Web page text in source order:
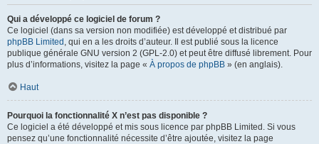
Qui a développé ce logiciel de forum ?
Ce logiciel (dans sa version non modifiée) est développé et distribué par
phpBB Limited , qui en a les droits d’auteur. Il est publié sous la licence
publique générale GNU version 2 (GPL-2.0) et peut être diffusé librement. Pour
plus d’informations, visitez la page « À propos de phpBB » (en anglais).
Haut
Pourquoi la fonctionnalité X n’est pas disponible ?
Ce logiciel a été développé et mis sous licence par phpBB Limited. Si vous
pensez qu’une fonctionnalité nécessite d’être ajoutée, visitez la page